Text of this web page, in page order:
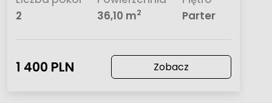
2
36,10 m2
Parter
1 400 PLN Zobacz